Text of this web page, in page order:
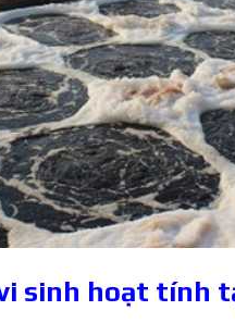
sinh hoạt tính